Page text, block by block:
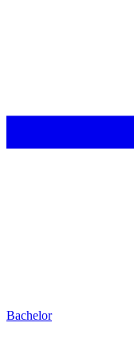
Bachelor